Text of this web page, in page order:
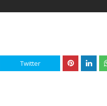
Twitter